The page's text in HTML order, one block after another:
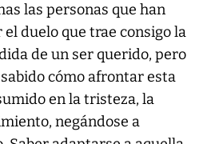
las personas que han
duelo que trae consigo la
de un ser querido, pero
cómo afrontar esta
en la tristeza, la
negándose a